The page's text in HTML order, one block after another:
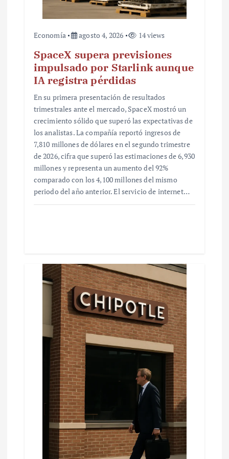
Economía agosto 4, 2026 14 views
SpaceX supera previsiones
impulsado por Starlink aunque
IA registra pérdidas
En su primera presentación de resultados
trimestrales ante el mercado, SpaceX mostró un
crecimiento sólido que superó las expectativas de
los analistas. La compañía reportó ingresos de
7,810 millones de dólares en el segundo trimestre
de 2026, cifra que superó las estimaciones de 6,930
millones y representa un aumento del 92%
comparado con los 4,100 millones del mismo
periodo del año anterior. El servicio de internet…